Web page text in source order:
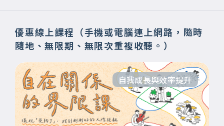
優惠線上課程（手機或電腦連上網路，隨時
隨地、無限期、無限次重複收聽。）
自我成長與效率提升